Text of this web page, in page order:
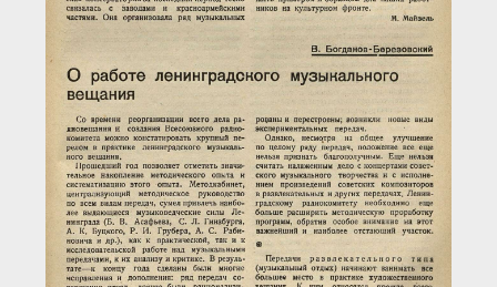
Загрузка...